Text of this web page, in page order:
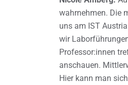
wahrnehmen. Die
uns am IST
wir
Professor:innen
anschauen.
Hier kann man